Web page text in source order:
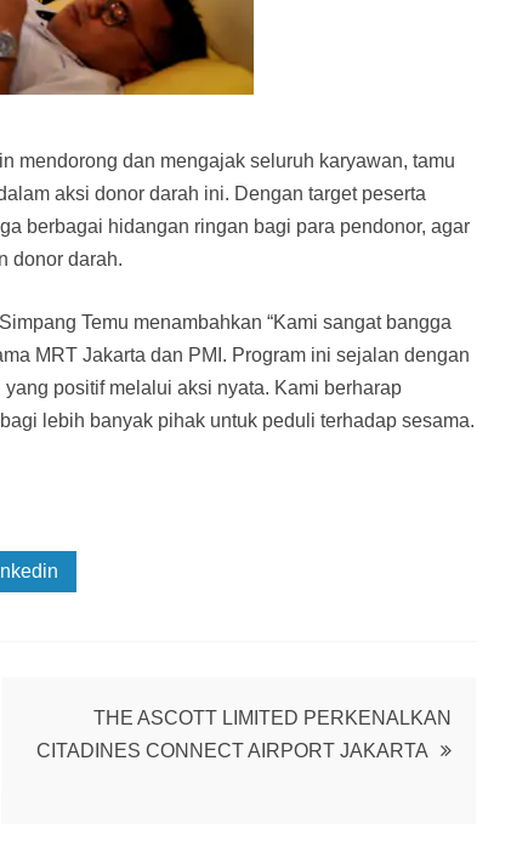
mendorong dan mengajak seluruh karyawan, tamu
aksi donor darah ini. Dengan target peserta
berbagai hidangan ringan bagi para pendonor, agar
donor darah.
Temu menambahkan “Kami sangat bangga
MRT Jakarta dan PMI. Program ini sejalan dengan
positif melalui aksi nyata. Kami berharap
lebih banyak pihak untuk peduli terhadap sesama.
THE ASCOTT LIMITED PERKENALKAN
CITADINES CONNECT AIRPORT JAKARTA